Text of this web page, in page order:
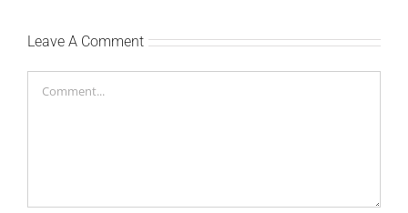
Leave A Comment